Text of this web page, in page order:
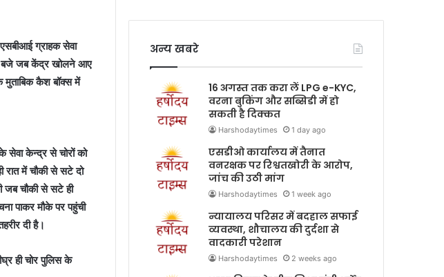
ग्राहक सेवा
बजे जब केंद्र खोलने आए
कैश बॉक्स में
केन्द्र से चोरों को
रात में चौकी से सटे दो
जब चौकी से सटे ही
पाकर मौके पर पहुंची
दी है।
ही चोर पुलिस के
अन्य खबरे
16 अगस्त तक करा लें LPG e-KYC,
वरना बुकिंग और सब्सिडी में हो
सकती है दिक्कत
Harshodaytimes 1 day ago
एसडीओ कार्यालय में तैनात
वनरक्षक पर रिश्वतखोरी के आरोप,
जांच की उठी मांग
Harshodaytimes 1 week ago
न्यायालय परिसर में बदहाल सफाई
व्यवस्था, शौचालय की दुर्दशा से
वादकारी परेशान
Harshodaytimes 2 weeks ago